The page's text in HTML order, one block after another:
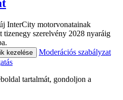
InterCity motorvonatainak
tizenegy szerelvény 2028 nyaráig
kezelése
Moderációs szabályzat
tartalmát, gondoljon a